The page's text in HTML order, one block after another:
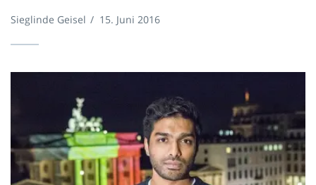
Sieglinde Geisel / 15. Juni 2016